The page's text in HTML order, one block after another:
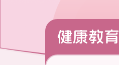
健康教育